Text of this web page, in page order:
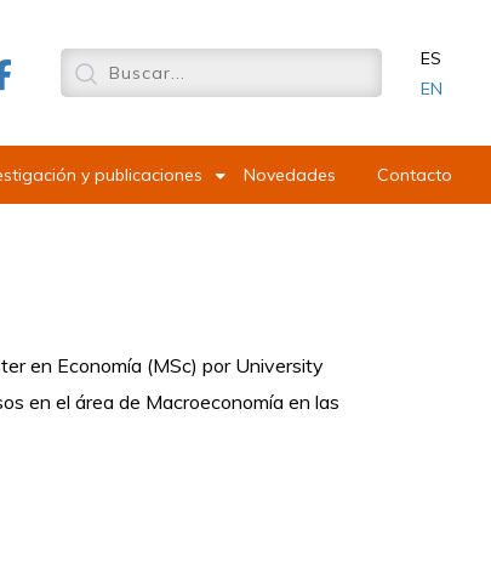
ES
EN
y publicaciones Novedades Contacto
en Economía (MSc) por University
en el área de Macroeconomía en las